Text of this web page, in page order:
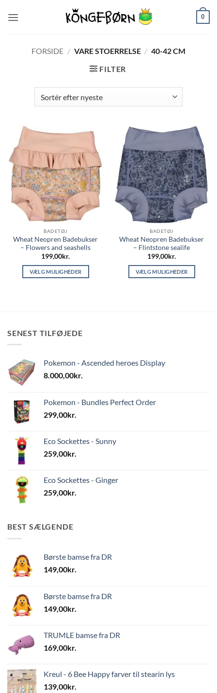
0
FORSIDE / VARE STOERRELSE / 40-42 CM
FILTER
BADETØJ
Wheat Neopren Badebukser
– Flowers and seashells
199,00kr.
VÆLG MULIGHEDER
Mulighederne
på
varesiden
BADETØJ
Wheat Neopren Badebukser
– Flintstone sealife
199,00kr.
VÆLG MULIGHEDER
på
SENEST TILFØJEDE
Pokemon - Ascended heroes Display
8.000,00kr.
Pokemon - Bundles Perfect Order
299,00kr.
Eco Sockettes - Sunny
259,00kr.
Eco Sockettes - Ginger
259,00kr.
BEST SÆLGENDE
Børste bamse fra DR
149,00kr.
Børste bamse fra DR
149,00kr.
TRUMLE bamse fra DR
169,00kr.
Kreul - 6 Bee Happy farver til stearin lys
139,00kr.